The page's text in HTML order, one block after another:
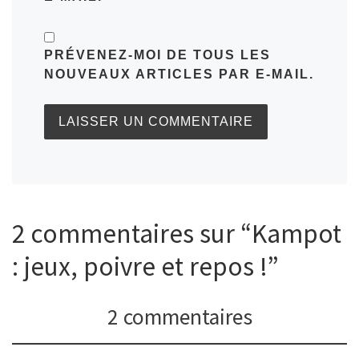
PRÉVENEZ-MOI DE TOUS LES
NOUVEAUX ARTICLES PAR E-MAIL.
2 commentaires sur “Kampot
: jeux, poivre et repos !”
2 commentaires